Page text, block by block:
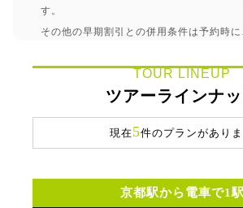
す。
その他の早期割引との併用条件は予約時に
TOUR LINEUP
ツアーラインナ
現在5件のプランがあり
京都駅から電車で1駅